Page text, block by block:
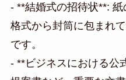
- **結婚式の招待状**:
格式から封筒に包まれ
です。
- **ビジネスにおける公